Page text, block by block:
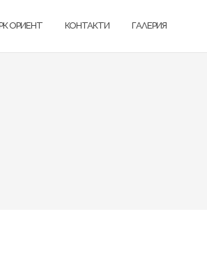
ОРИЕНТ КОНТАКТИ ГАЛЕРИЯ